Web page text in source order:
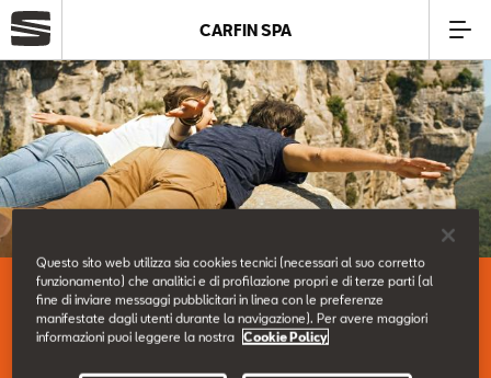
Azienda
Modelli
Service
CARFIN SPA
Le nostre Offerte Service.
Questo sito web utilizza sia cookies tecnici (necessari al suo corretto
funzionamento) che analitici e di profilazione propri e di terze parti (al
fine di inviare messaggi pubblicitari in linea con le preferenze
manifestate dagli utenti durante la navigazione). Per avere maggiori
informazioni puoi leggere la nostra
Cookie Policy